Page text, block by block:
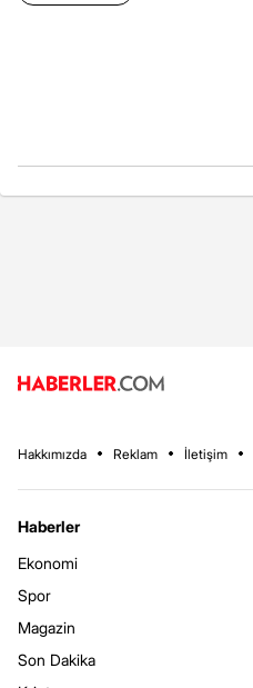
Hakkımızda Reklam İletişim
Haberler
Ekonomi
Spor
Magazin
Son Dakika